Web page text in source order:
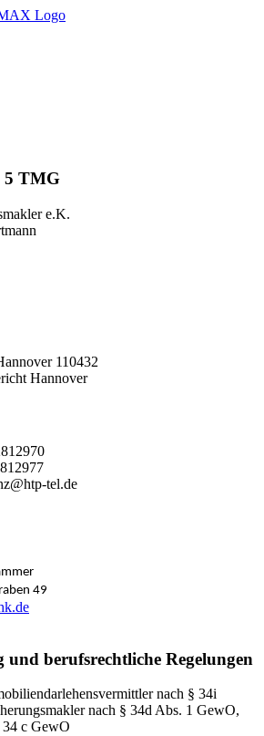
5 TMG
e.K.
110432
Hannover
tel.de
49
und berufsrechtliche Regelungen
nach § 34i
nach § 34d Abs. 1 GewO,
c GewO